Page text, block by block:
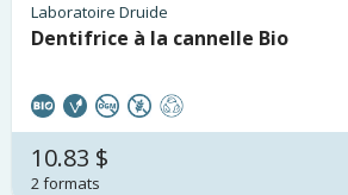
Laboratoire Druide
Dentifrice à la cannelle Bio
10.83 $
2 formats